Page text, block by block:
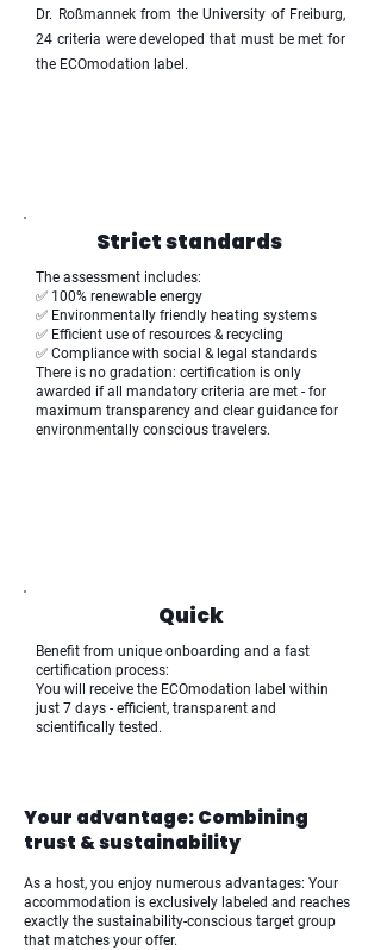
Dr. Roßmannek from the University of Freiburg,
24 criteria were developed that must be met for
the ECOmodation label.
Strict standards
The assessment includes:
✅ 100% renewable energy
✅ Environmentally friendly heating systems
✅ Efficient use of resources & recycling
✅ Compliance with social & legal standards
There is no gradation: certification is only
awarded if all mandatory criteria are met - for
maximum transparency and clear guidance for
environmentally conscious travelers.
Quick
Benefit from unique onboarding and a fast
certification process:
You will receive the ECOmodation label within
just 7 days - efficient, transparent and
scientifically tested.
Your advantage: Combining
trust & sustainability
As a host, you enjoy numerous advantages: Your
accommodation is exclusively labeled and reaches
exactly the sustainability-conscious target group
that matches your offer.